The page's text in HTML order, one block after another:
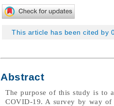
This article has been cited by
Abstract
The purpose of this study is to
COVID-19. A survey by way of